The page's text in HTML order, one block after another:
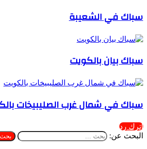
سباك في الشعيبة
سباك بيان بالكويت
سباك في شمال غرب الصليبيخات
اترك رد
البحث عن: